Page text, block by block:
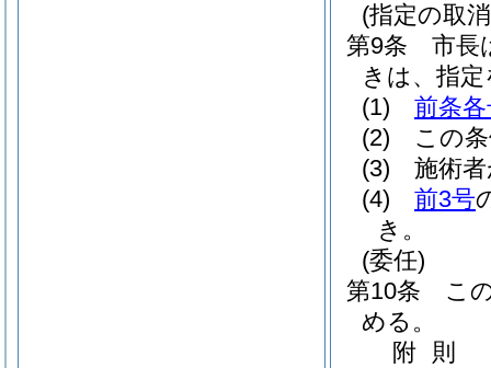
(指定の取
第9条
市長
きは、指
(1)
前条
(2)
この
(3)
施術
(4)
前3号
き。
(委任)
第10条
こ
める。
附 則